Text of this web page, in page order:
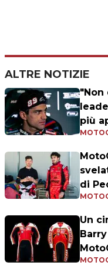
ALTRE NOTIZIE
"Non
più
di
Un